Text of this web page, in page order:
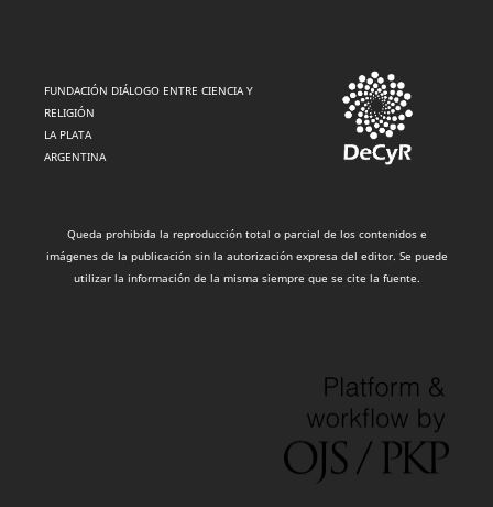
FUNDACIÓN DIÁLOGO ENTRE CIENCIA Y
RELIGIÓN
LA PLATA
ARGENTINA
Queda prohibida la reproducción total o parcial de los contenidos e
imágenes de la publicación sin la autorización expresa del editor. Se puede
utilizar la información de la misma siempre que se cite la fuente.